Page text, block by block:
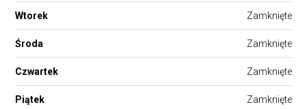
Wtorek Zamknięte
Środa Zamknięte
Czwartek Zamknięte
Piątek Zamknięte